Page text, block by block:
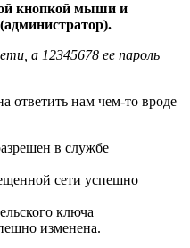
кнопкой мыши и
а 12345678 ее пароль
ответить нам чем-то вроде
в службе
сети успешно
ключа
изменена.